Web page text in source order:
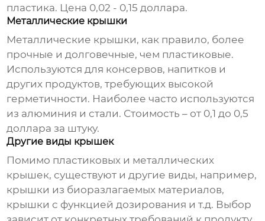
пластика. Цена 0,02 - 0,15 доллара.
Металлические крышки
Металлические крышки, как правило, более
прочные и долговечные, чем пластиковые.
Используются для консервов, напитков и
других продуктов, требующих высокой
герметичности. Наиболее часто используются
из алюминия и стали. Стоимость – от 0,1 до 0,5
доллара за штуку.
Другие виды крышек
Помимо пластиковых и металлических
крышек, существуют и другие виды, например,
крышки из биоразлагаемых материалов,
крышки с функцией дозирования и т.д. Выбор